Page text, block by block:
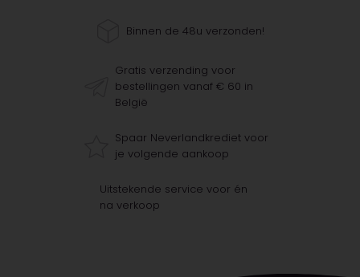
Binnen de 48u verzonden!
Gratis verzending voor
bestellingen vanaf € 60 in
België
Spaar Neverlandkrediet voor
je volgende aankoop
Uitstekende service voor én
na verkoop